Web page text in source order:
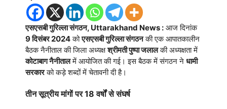
एसएसबी गुरिल्ला संगठन, Uttarakhand News : आज दिनांक
9 दिसंबर 2024कोएसएसबी गुरिल्ला संगठनकी एक आपातकालीन
बैठक नैनीताल की जिला अध्यक्षश्रीमती पुष्पा जलालकी अध्यक्षता में
कोटाबाग नैनीतालमें आयोजित की गई। इस बैठक में संगठन ने धामी
सरकारको कड़े शब्दों में चेतावनी दी है।
तीन सूत्रीय मांगों पर 18 वर्षों से संघर्ष